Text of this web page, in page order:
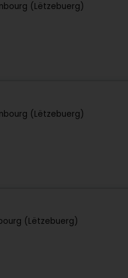
(Lëtzebuerg)
(Lëtzebuerg)
(Lëtzebuerg)